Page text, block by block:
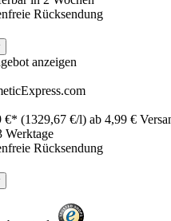
Rücksendung
anzeigen
€* (1329,67 €/l) ab 4,99 €
Werktage
Rücksendung